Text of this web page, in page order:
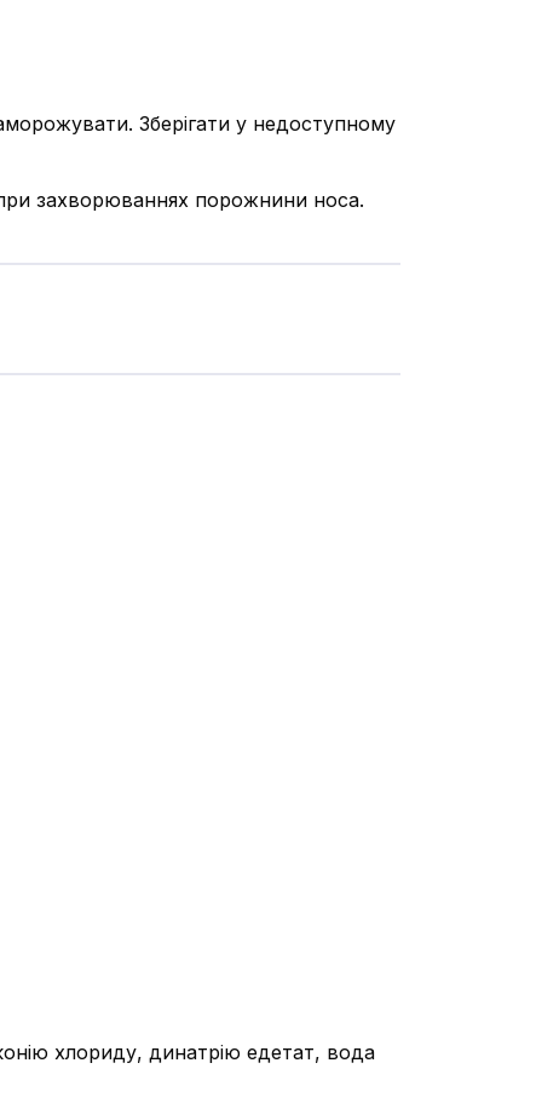
Зберігати у недоступному
захворюваннях порожнини носа.
хлориду, динатрію едетат, вода